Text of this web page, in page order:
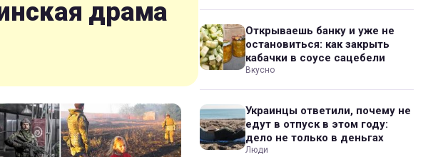
драма
Открываешь банку и уже не
остановиться: как закрыть
кабачки в соусе сацебели
Вкусно
Украинцы ответили, почему не
едут в отпуск в этом году:
дело не только в деньгах
Люди